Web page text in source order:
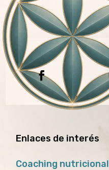
Enlaces de interés
Coaching nutricional